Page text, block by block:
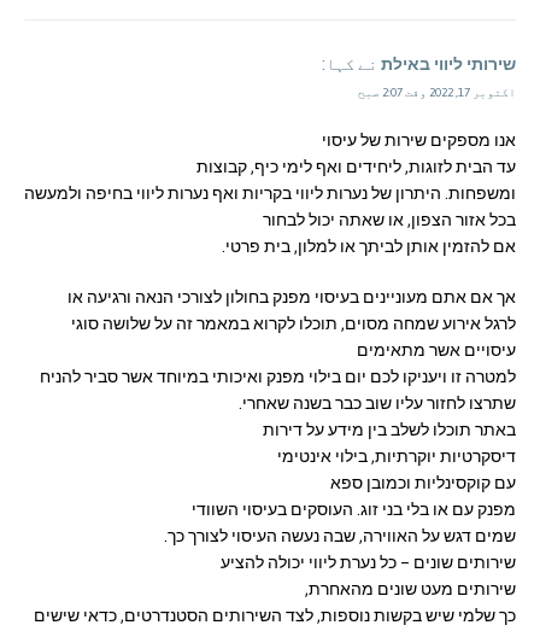
שירותי ליווי באילת نے کہا:
اکتوبر 17, 2022 وقت 2:07 صبح
אנו מספקים שירות של עיסוי
עד הבית לזוגות, ליחידים ואף לימי כיף, קבוצות
ומשפחות. היתרון של נערות ליווי בקריות ואף נערות ליווי בחיפה ולמעשה
בכל אזור הצפון, או שאתה יכול לבחור
אם להזמין אותן לביתך או למלון, בית פרטי.
אך אם אתם מעוניינים בעיסוי מפנק בחולון לצורכי הנאה ורגיעה או
לרגל אירוע שמחה מסוים, תוכלו לקרוא במאמר זה על שלושה סוגי
עיסויים אשר מתאימים
למטרה זו ויעניקו לכם יום בילוי מפנק ואיכותי במיוחד אשר סביר להניח
שתרצו לחזור עליו שוב כבר בשנה שאחרי.
באתר תוכלו לשלב בין מידע על דירות
דיסקרטיות יוקרתיות, בילוי אינטימי
עם קוקסינליות וכמובן ספא
מפנק עם או בלי בני זוג. העוסקים בעיסוי השוודי
שמים דגש על האווירה, שבה נעשה העיסוי לצורך כך.
שירותים שונים – כל נערת ליווי יכולה להציע
שירותים מעט שונים מהאחרת,
כך שלמי שיש בקשות נוספות, לצד השירותים הסטנדרטים, כדאי שישים